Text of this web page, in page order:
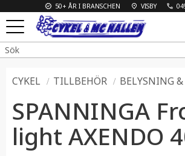
Meny
50+ ÅR I BRANSCHEN VISBY
CYKEL TILLBEHÖR BELYSNING &
SPANNINGA
light AXENDO